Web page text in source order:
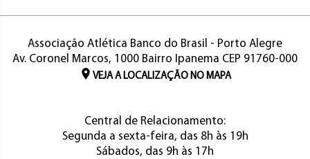
Associação Atlética Banco do Brasil - Porto Alegre
Av. Coronel Marcos, 1000 Bairro Ipanema CEP 91760-000
VEJA A LOCALIZAÇÃO NO MAPA
Central de Relacionamento:
Segunda a sexta-feira, das 8h às 19h
Sábados, das 9h às 17h